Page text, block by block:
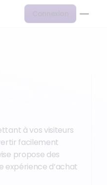
Connexion
à vos visiteurs
facilement
propose des
expérience d’achat